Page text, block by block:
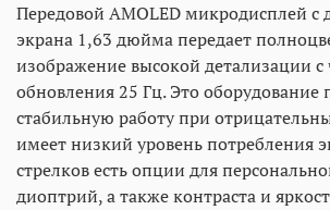
Передовой AMOLED микродисплей с
экрана 1,63 дюйма передает
изображение высокой детализации с
обновления 25 Гц. Это оборудование
стабильную работу при
имеет низкий уровень потребления
стрелков есть опции для
диоптрий, а также контраста и